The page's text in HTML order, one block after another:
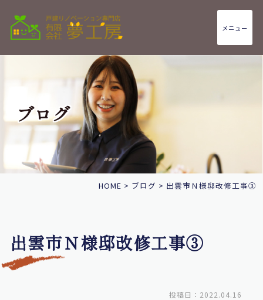
メニュー
ブログ
HOME > ブログ > 出雲市Ｎ様邸改修工事③
出雲市Ｎ様邸改修工事③
投稿日：2022.04.16